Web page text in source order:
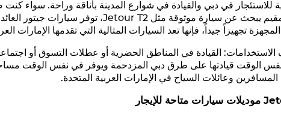
للاستئجار في دبي والقيادة في شوارع المدينة بأناقة وراحة. سواء
مقيم يبحث عن سيارة موثوقة مثل Jetour T2، توفر سيارات جيتور
تجهيزاً جيداً، فإنها تعد السيارات المثالية التي تقدمها الإمارات
الاستخدامات: القيادة في المناطق الحضرية أو عطلات التسوق أو
الوقت قيادتها على طرق دبي المزدحمة ويوفر في نفس الوقت
وعائلات السياح في الإمارات العربية المتحدة.
موديلات سيارات متاحة للإيجار